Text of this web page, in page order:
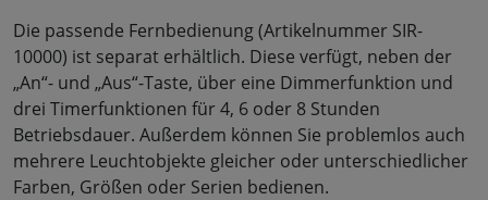
Die passende Fernbedienung (Artikelnummer SIR-
10000) ist separat erhältlich. Diese verfügt, neben der
„An“- und „Aus“-Taste, über eine Dimmerfunktion und
drei Timerfunktionen für 4, 6 oder 8 Stunden
Betriebsdauer. Außerdem können Sie problemlos auch
mehrere Leuchtobjekte gleicher oder unterschiedlicher
Farben, Größen oder Serien bedienen.